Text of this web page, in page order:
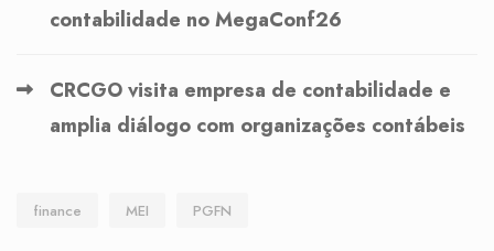
contabilidade no MegaConf26
CRCGO visita empresa de contabilidade e
amplia diálogo com organizações contábeis
finance MEI PGFN